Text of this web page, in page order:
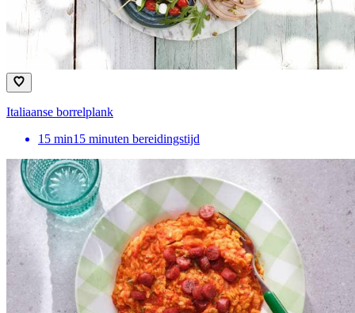
Italiaanse borrelplank
15 min15 minuten bereidingstijd